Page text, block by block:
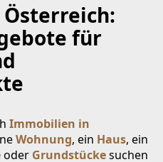
für
Immobilien in
Wohnung, ein Haus, ein
oder Grundstückesuchen